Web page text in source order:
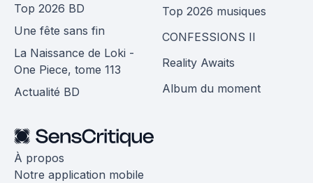
Top 2026 BD
Une fête sans fin
La Naissance de Loki -
One Piece, tome 113
Actualité BD
Top 2026 musiques
CONFESSIONS II
Reality Awaits
Album du moment
À propos
Notre application mobile